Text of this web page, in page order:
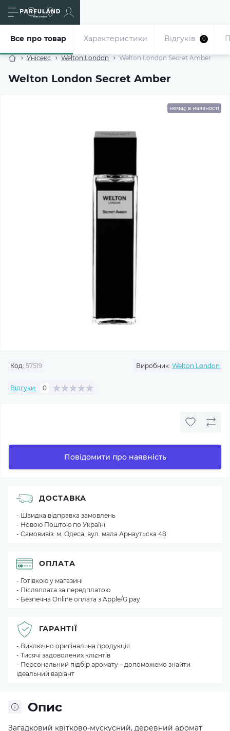
Унісекс Welton London Welton London Secret Amber
Welton London Secret Amber
Все про товар Характеристики Відгуків 0
немає в наявності
Код: 57519 Виробник: Welton London
Відгуки: 0
Повідомити про наявність
Опис
Загадковий квітково-мускусний, деревний аромат
ДОСТАВКА
- Швидка відправка замовлень
- Новою Поштою по Україні
- Самовивіз: м. Одеса, вул. мала Арнаутьска 48
ОПЛАТА
- Готівкою у магазині
- Післяплата за передплатою
- Безпечна Online оплата з Apple/G pay
ГАРАНТІЇ
- Виключно оригінальна продукція
- Тисячі задоволених клієнтів
- Персональний підбір аромату – допоможемо знайти
ідеальний варіант